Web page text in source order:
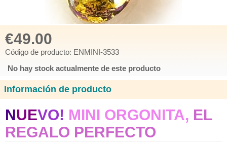
€49.00
Código de producto: ENMINI-3533
No hay stock actualmente de este producto
Información de producto
NUEVO! MINI ORGONITA, EL
REGALO PERFECTO